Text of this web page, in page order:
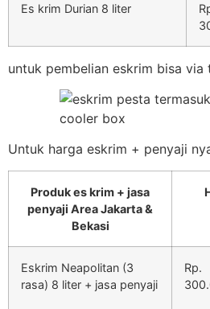
Es krim Durian 8 liter
untuk pembelian eskrim bisa via
Untuk harga eskrim + penyaji
Produk es krim + jasa
penyaji Area Jakarta &
Bekasi
Eskrim Neapolitan (3
rasa) 8 liter + jasa penyaji
Rp.